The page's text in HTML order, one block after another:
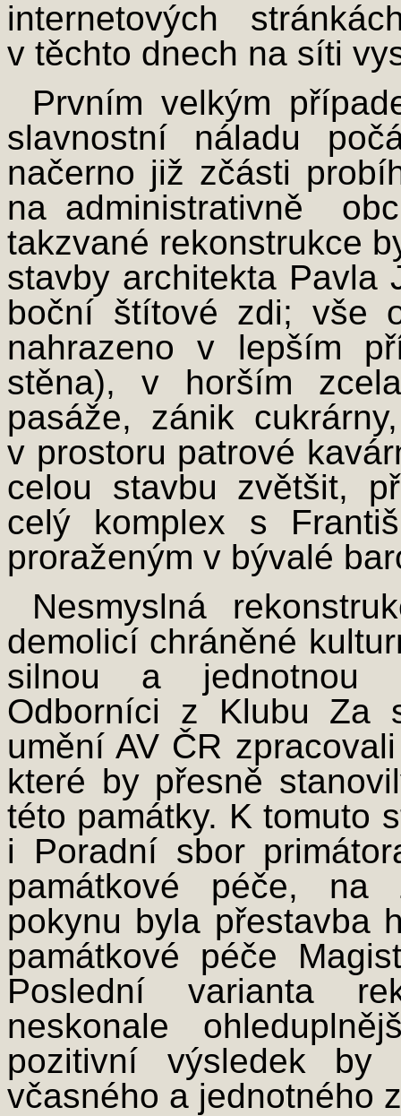
internetových
v těchto dnech na síti
Prvním velkým
slavnostní náladu
načerno již zčásti
na administrativně
takzvané rekonstrukce
stavby architekta Pavla
boční štítové zdi; vše
nahrazeno v lepším
stěna), v horším
pasáže, zánik
v prostoru patrové
celou stavbu zvětšit,
celý komplex s
proraženým v bývalé
Nesmyslná
demolicí chráněné
silnou a jednotnou
Odborníci z Klubu Za
umění AV ČR
které by přesně
této památky. K tomuto
i Poradní sbor
památkové péče, na
pokynu byla přestavba
památkové péče
Poslední varianta
neskonale
pozitivní výsledek by
včasného a jednotného